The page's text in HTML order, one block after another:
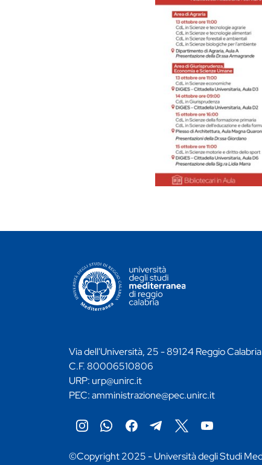
CONTATTI ATENEO
Via dell'Università, 25 - 89124 Reggio Calabria
C.F. 80006510806
URP: urp@unirc.it
PEC:amministrazione@pec.unirc.it
©Copyright 2025 - Università degli Studi